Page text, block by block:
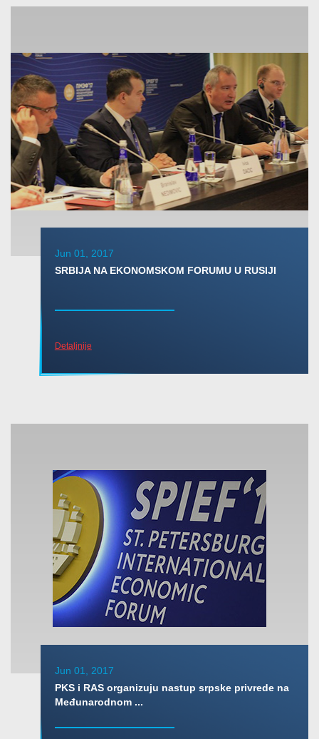
Jun 01, 2017
SRBIJA NA EKONOMSKOM FORUMU U RUSIJI
Detaljnije
Jun 01, 2017
PKS i RAS organizuju nastup srpske privrede na
Međunarodnom ...